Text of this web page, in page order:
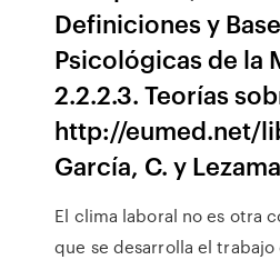
Definiciones y
Psicológicas de la
2.2.2.3. Teorías
http://eumed.net/
García, C. y
El clima laboral no es otra
que se desarrolla el